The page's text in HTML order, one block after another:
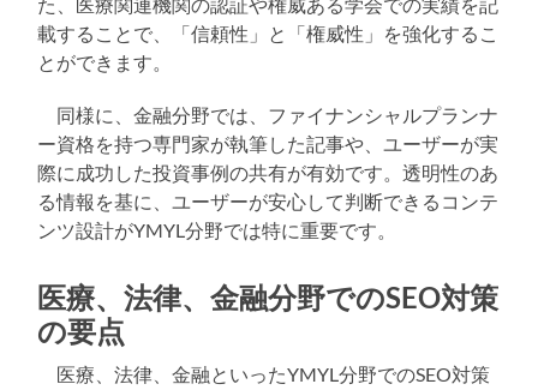
た、医療関連機関の認証や権威ある学会での実績を記
載することで、「信頼性」と「権威性」を強化するこ
とができます。
同様に、金融分野では、ファイナンシャルプランナ
ー資格を持つ専門家が執筆した記事や、ユーザーが実
際に成功した投資事例の共有が有効です。透明性のあ
る情報を基に、ユーザーが安心して判断できるコンテ
ンツ設計がYMYL分野では特に重要です。
医療、法律、金融分野でのSEO対策
の要点
医療、法律、金融といったYMYL分野でのSEO対策